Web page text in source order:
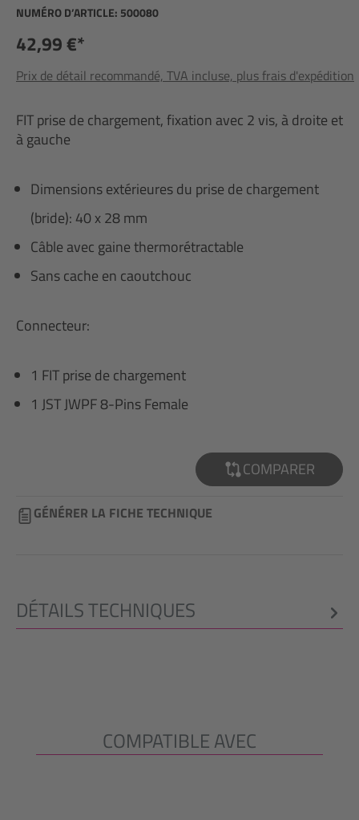
NUMÉRO D’ARTICLE: 500080
42,99 €*
Prix de détail recommandé, TVA incluse, plus frais d'expédition
FIT prise de chargement, fixation avec 2 vis, à droite et
à gauche
Dimensions extérieures du prise de chargement
(bride): 40 x 28 mm
Câble avec gaine thermorétractable
Sans cache en caoutchouc
Connecteur:
1 FIT prise de chargement
1 JST JWPF 8-Pins Female
COMPARER
GÉNÉRER LA FICHE TECHNIQUE
DÉTAILS TECHNIQUES
Ignorer la galerie de produits
COMPATIBLE AVEC